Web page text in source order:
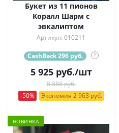
Букет из 11 пионов
Коралл Шарм с
эвкалиптом
Артикул: 010211
CashBack 296 руб. ?
5 925руб./шт
8 888 руб.
-50%
Экономия 2 963 руб.
НОВИНКА